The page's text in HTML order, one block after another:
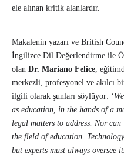
ele alınan kritik alanlardır.
Makalenin yazarı ve British
İngilizce Dil Değerlendirme ile
olan Dr. Mariano Felice,
merkezli, profesyonel ve akılcı
ilgili olarak şunları söylüyor: ‘
as education, in the hands of a
legal matters to address. Nor
the field of education.
but experts must always oversee